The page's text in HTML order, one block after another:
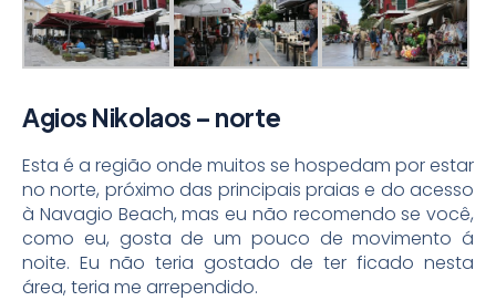
Agios Nikolaos – norte
Esta é a região onde muitos se hospedam por estar
no norte, próximo das principais praias e do acesso
à Navagio Beach, mas eu não recomendo se você,
como eu, gosta de um pouco de movimento á
noite. Eu não teria gostado de ter ficado nesta
área, teria me arrependido.